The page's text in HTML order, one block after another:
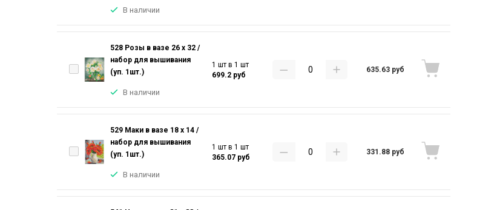
В наличии
528 Розы в вазе 26 х 32 /
набор для вышивания
(уп. 1шт.)
В наличии
1 шт в 1 шт
699.2 руб
635.63 руб
529 Маки в вазе 18 х 14 /
набор для вышивания
(уп. 1шт.)
В наличии
1 шт в 1 шт
365.07 руб
331.88 руб